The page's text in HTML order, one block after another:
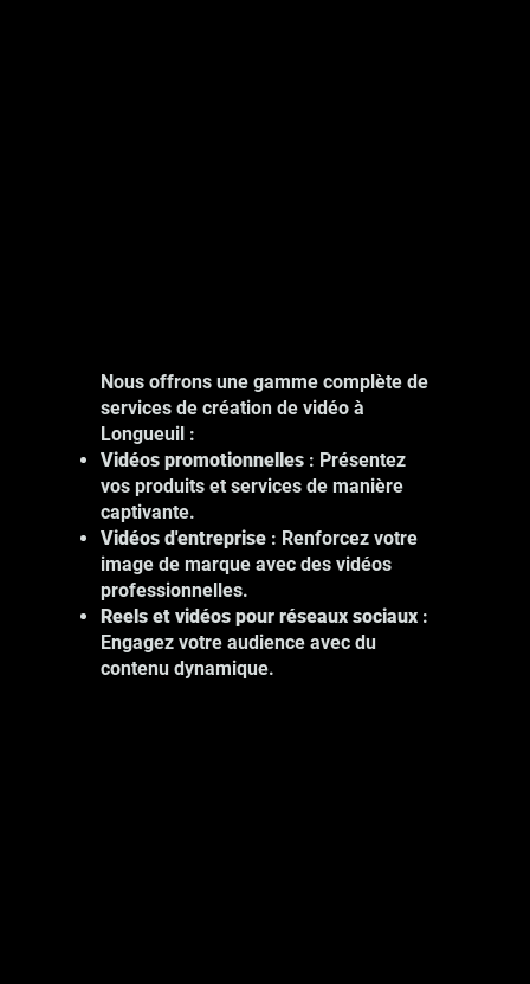
Nous offrons une gamme complète de
services de création de vidéo à
Longueuil :
Vidéos promotionnelles: Présentez
vos produits et services de manière
captivante.
Vidéos d'entreprise: Renforcez votre
image de marque avec des vidéos
professionnelles.
Reels et vidéos pour réseaux sociaux :
Engagez votre audience avec du
contenu dynamique.